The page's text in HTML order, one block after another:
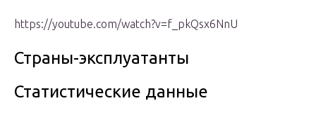
https://youtube.com/watch?v=f_pkQsx6NnU
Страны-эксплуатанты
Статистические данные